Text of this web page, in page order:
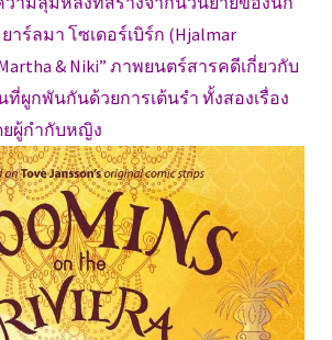
าร์ลมา โซเดอร์เบิร์ก (Hjalmar
& Niki” ภาพยนตร์สารคดีเกี่ยวกับ
ผูกพันกันด้วยการเต้นรำ ทั้งสองเรื่อง
ยผู้กำกับหญิง